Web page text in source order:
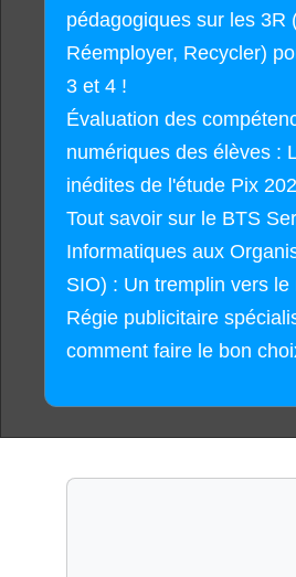
pédagogiques sur les 3R
Réemployer, Recycler)
3 et 4 !
Évaluation des
numériques des élèves :
inédites de l'étude Pix
Tout savoir sur le BTS
Informatiques aux
SIO) : Un tremplin vers le
Régie publicitaire
comment faire le bon